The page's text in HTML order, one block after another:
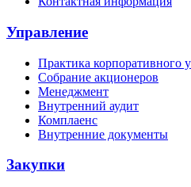
Управление
Практика корпоративного
Собрание акционеров
Менеджмент
Внутренний аудит
Комплаенс
Внутренние документы
Закупки